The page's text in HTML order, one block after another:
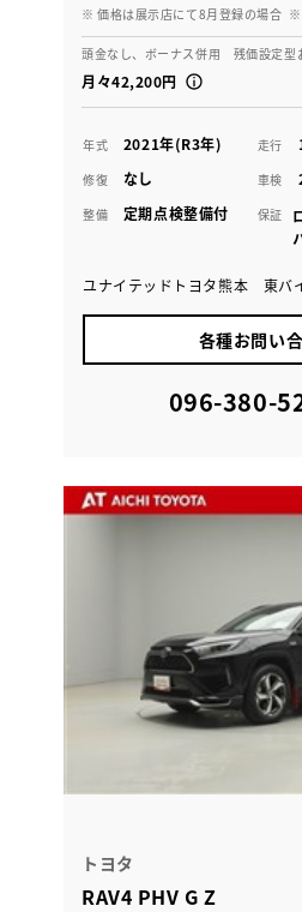
※ 価格は展示店にて8月登録の場合 ※
頭金なし、ボーナス併用 残価設定型
月々42,200円
年式 2021年(R3年) 走行
修復 なし 車検
整備 定期点検整備付 保証
ユナイテッドトヨタ熊本 東バ
各種お問い
096-380-
トヨタ
RAV4 PHV G Z